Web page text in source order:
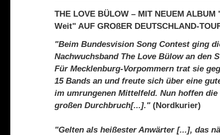
THE LOVE BÜLOW – MIT NEUEM ALBUM
Weit" AUF GROßER DEUTSCHLAND-
"Beim Bundesvision Song Contest ging
Nachwuchsband The Love Bülow an den
Für Mecklenburg-Vorpommern trat sie
15 Bands an und freute sich über eine
im umrungenen Mittelfeld. Nun hoffen die
großen Durchbruch[...]." (Nordkurier)
"Gelten als heißester Anwärter [...], das